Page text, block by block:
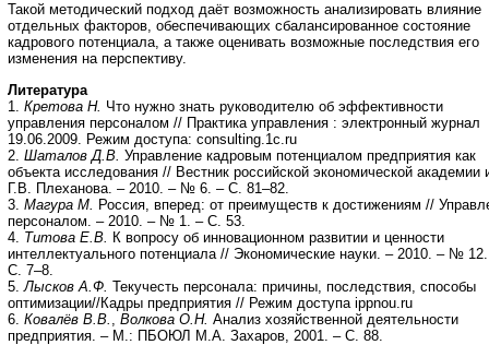
Такой методический подход даёт возможность анализировать влияние
отдельных факторов, обеспечивающих сбалансированное состояние
кадрового потенциала, а также оценивать возможные последствия его
изменения на перспективу.
Литература
1. Кретова Н. Что нужно знать руководителю об эффективности
управления персоналом // Практика управления : электронный журнал
19.06.2009. Режим доступа: consulting.1c.ru
2. Шаталов Д.В. Управление кадровым потенциалом предприятия как
объекта исследования // Вестник российской экономической академии
Г.В. Плеханова. – 2010. – № 6. – С. 81–82.
3. Магура М. Россия, вперед: от преимуществ к достижениям //
персоналом. – 2010. – № 1. – С. 53.
4. Титова Е.В. К вопросу об инновационном развитии и ценности
интеллектуального потенциала // Экономические науки. – 2010. – №
С. 7–8.
5. Лысков А.Ф. Текучесть персонала: причины, последствия, способы
оптимизации//Кадры предприятия // Режим доступа ippnou.ru
6. Ковалёв В.В. Волкова О.Н. Анализ хозяйственной деятельности
предприятия. – М.: ПБОЮЛ М.А. Захаров, 2001. – С. 88.